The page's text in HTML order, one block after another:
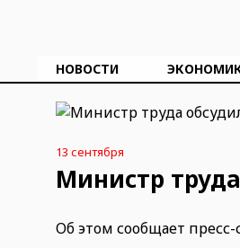
НОВОСТИ
13 сентября
Министр
Об этом сообщает пресс-